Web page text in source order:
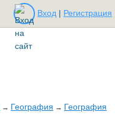
Вход | Регистрация
→ География → География